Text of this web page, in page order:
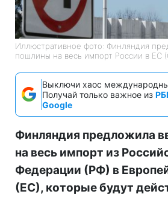
Иллюстративное фото: Финляндия
пошлины на весь импорт России в ЕС
Выключи хаос
Получай только важное из
Google
Финляндия предложила
на весь импорт из
Федерации (РФ) в
(ЕС), которые будут